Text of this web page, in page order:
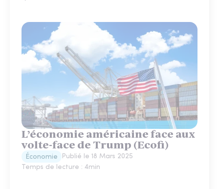
L’économie américaine face aux
volte-face de Trump (Ecofi)
Économie Publié le 18 Mars 2025
Temps de lecture : 4min